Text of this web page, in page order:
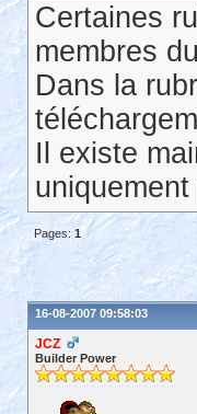
Certaines
membres
Dans la
Il existe
Pages: 1
16-08-2007 09:58:03
JCZ
Builder Power